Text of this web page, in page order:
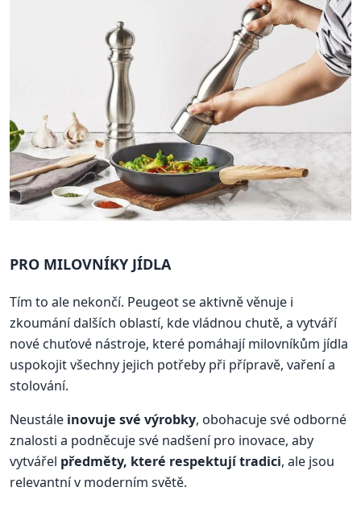
PRO MILOVNÍKY JÍDLA
Tím to ale nekončí. Peugeot se aktivně věnuje i
zkoumání dalších oblastí, kde vládnou chutě, a vytváří
nové chuťové nástroje, které pomáhají milovníkům jídla
uspokojit všechny jejich potřeby při přípravě, vaření a
stolování.
Neustále inovuje své výrobky, obohacuje své odborné
znalosti a podněcuje své nadšení pro inovace, aby
vytvářel předměty, které respektují tradici, ale jsou
relevantní v moderním světě.